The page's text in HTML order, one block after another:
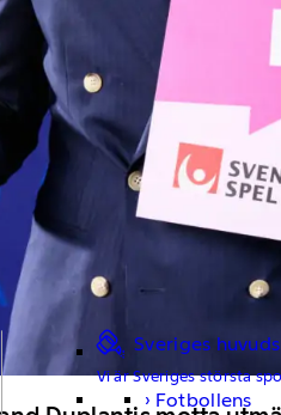
Sveriges
Vi är Sveriges största
Fotbollens